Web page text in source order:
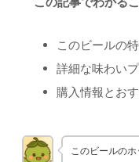
このビールの
詳細な味わい
購入情報とお
このビールの